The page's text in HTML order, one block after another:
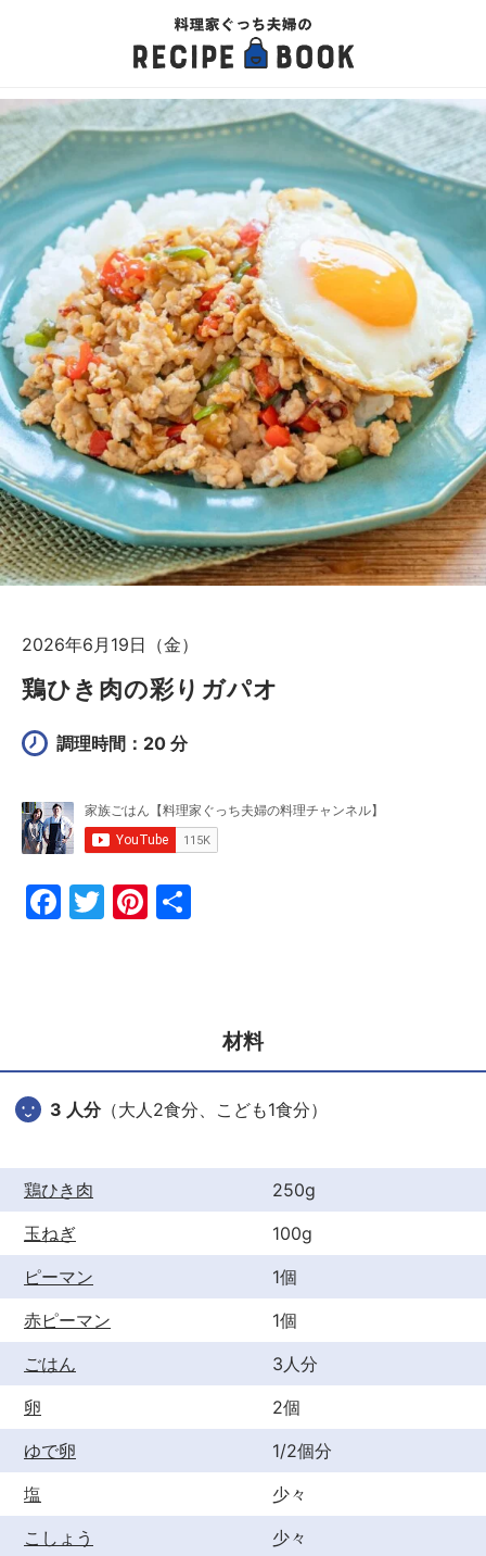
2026年6月19日（金）
鶏ひき肉の彩りガパオ
調理時間：20 分
F
o
o
T
Pi
材料
3 人分（大人2食分、こども1食分）
鶏ひき肉
250g
玉ねぎ
100g
ピーマン
1個
赤ピーマン
1個
ごはん
3人分
卵
2個
ゆで卵
1/2個分
塩
少々
こしょう
少々